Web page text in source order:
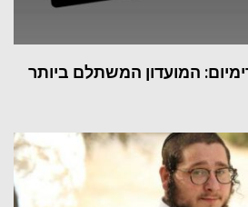
המועדון המשתלם ביותר